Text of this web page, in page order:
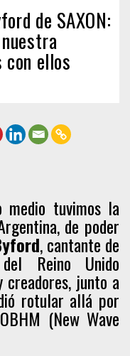
de SAXON:
con ellos
medio tuvimos la
de poder
, cantante de
Reino Unido
junto a
rotular allá por
(New Wave